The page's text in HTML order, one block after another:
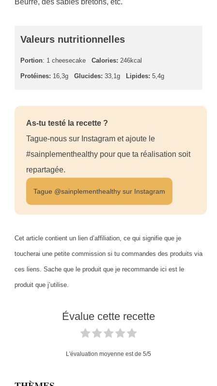
Beurre, des sablés bretons, etc.
Valeurs nutritionnelles
Portion: 1 cheesecake Calories: 246kcal
Protéines: 16,3g Glucides: 33,1g Lipides: 5,4g
As-tu testé la recette ?
Tague-nous sur Instagram et ajoute le
#sainplementhealthy pour que ta réalisation soit
repartagée.
Tague @sainplementhealthy sur Instagram
Cet article contient un lien d’affiliation, ce qui signifie que je
toucherai une petite commission si tu commandes des produits via
ces liens. Sache que le produit que je recommande ici est le
produit que j’utilise.
Évalue cette recette
L'évaluation moyenne est de 5/5